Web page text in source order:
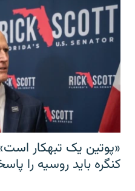
«پوتین یک تبهکار
کنگره باید روسیه را